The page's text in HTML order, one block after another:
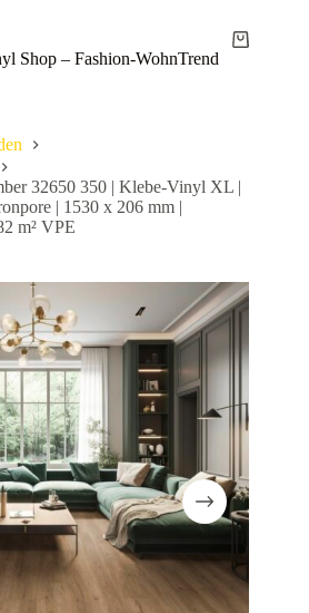
Shop – Fashion-WohnTrend
Warenkorb
32650 350 | Klebe-Vinyl XL |
| 1530 x 206 mm |
m² VPE